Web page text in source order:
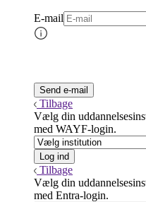
E-mail
Tilbage
Vælg din
med WAYF-login.
Tilbage
Vælg din
med Entra-login.